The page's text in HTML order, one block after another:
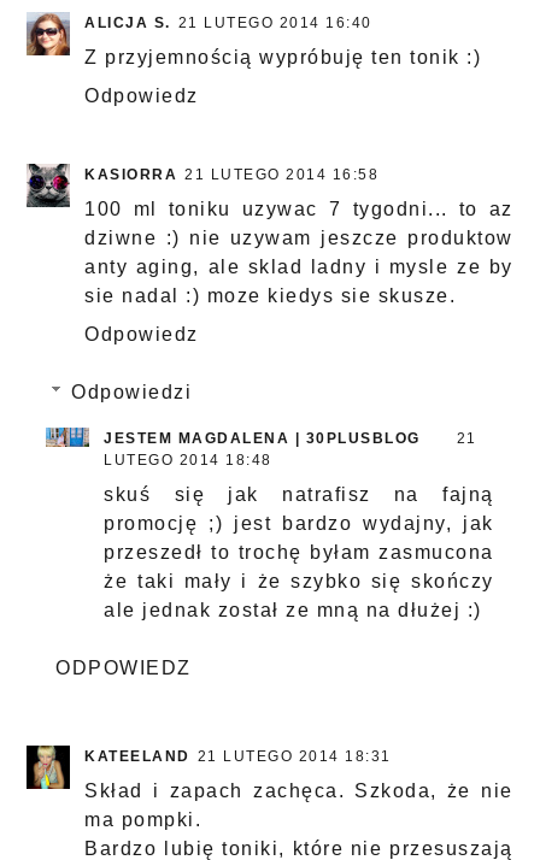
ALICJA S. 21 LUTEGO 2014 16:40
Z przyjemnością wypróbuję ten tonik :)
Odpowiedz
KASIORRA 21 LUTEGO 2014 16:58
100 ml toniku uzywac 7 tygodni... to az
dziwne :) nie uzywam jeszcze produktow
anty aging, ale sklad ladny i mysle ze by
sie nadal :) moze kiedys sie skusze.
Odpowiedz
Odpowiedzi
JESTEM MAGDALENA | 30PLUSBLOG
21
LUTEGO 2014 18:48
skuś się jak natrafisz na fajną
promocję ;) jest bardzo wydajny, jak
przeszedł to trochę byłam zasmucona
że taki mały i że szybko się skończy
ale jednak został ze mną na dłużej :)
ODPOWIEDZ
KATEELAND 21 LUTEGO 2014 18:31
Skład i zapach zachęca. Szkoda, że nie
ma pompki.
Bardzo lubię toniki, które nie przesuszają